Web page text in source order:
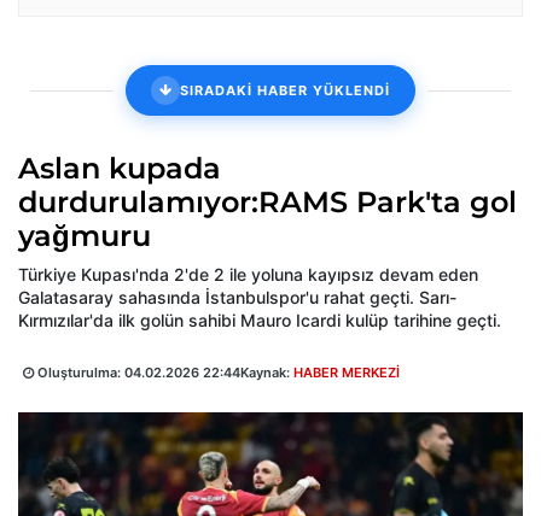
SIRADAKİ HABER YÜKLENDİ
Aslan kupada
durdurulamıyor:RAMS Park'ta gol
yağmuru
Türkiye Kupası'nda 2'de 2 ile yoluna kayıpsız devam eden
Galatasaray sahasında İstanbulspor'u rahat geçti. Sarı-
Kırmızılar'da ilk golün sahibi Mauro Icardi kulüp tarihine geçti.
Oluşturulma: 04.02.2026 22:44Kaynak: HABER MERKEZİ